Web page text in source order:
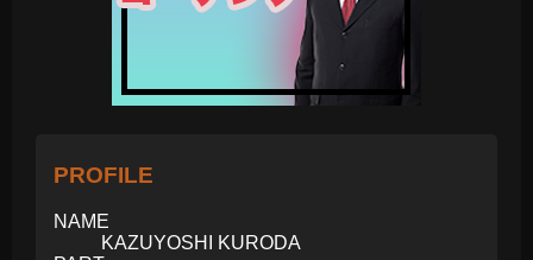
PROFILE
NAME
KAZUYOSHI KURODA